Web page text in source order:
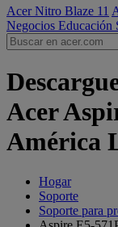
Acer Nitro Blaze 11
Negocios Educación
Acer
América
Hogar
Soporte
Soporte para